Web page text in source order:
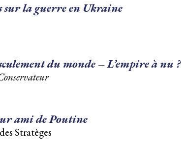
sur la guerre en Ukraine
du monde – L’empire à nu ?
ami de Poutine
Stratèges